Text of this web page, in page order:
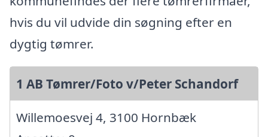
hvis du vil udvide din søgning efter en
dygtig tømrer.
1 AB Tømrer/Foto v/Peter Schandorf
Willemoesvej 4, 3100 Hornbæk